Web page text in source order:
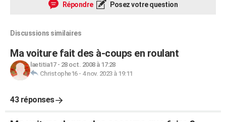
Répondre Posez votre question
Discussions similaires
Ma voiture fait des à-coups en roulant
laetitia17- 28 oct. 2008 à 17:28
Christophe16- 4 nov. 2023 à 19:11
43 réponses